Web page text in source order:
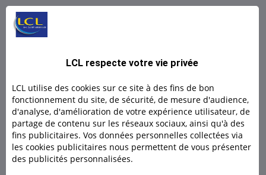
L BY LCL PRO : Un compte 100% digital
micro- entrepreneurs.
Découvrir
Découvrir
LCL respecte votre vie privée
LCL utilise des cookies sur ce site à des fins de bon
fonctionnement du site, de sécurité, de mesure d'audience,
d'analyse, d'amélioration de votre expérience utilisateur, de
partage de contenu sur les réseaux sociaux, ainsi qu'à des
fins publicitaires. Vos données personnelles collectées via
les cookies publicitaires nous permettent de vous présenter
des publicités personnalisées.